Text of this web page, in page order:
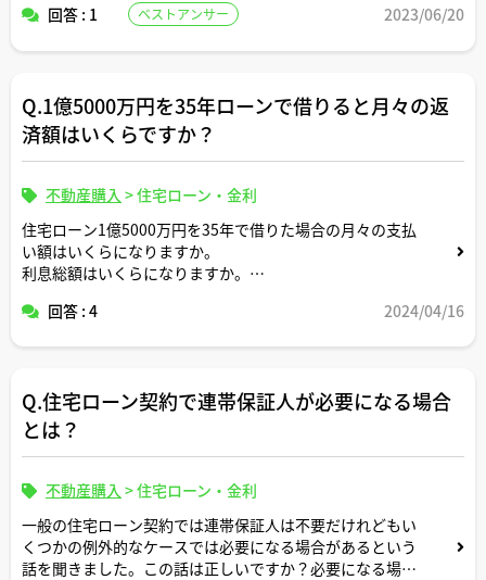
回答 : 1 ベストアンサー 2023/06/20
Q.1億5000万円を35年ローンで借りると月々の返
済額はいくらですか？
不動産購入 >住宅ローン・金利
住宅ローン1億5000万円を35年で借りた場合の月々の支払
い額はいくらになりますか。
利息総額はいくらになりますか。
返済条件や金利条件等は適当な形で設定していただいて構
よろしくお願いします。
回答 : 4 2024/04/16
Q.住宅ローン契約で連帯保証人が必要になる場合
とは？
不動産購入 >住宅ローン・金利
一般の住宅ローン契約では連帯保証人は不要だけれどもい
くつかの例外的なケースでは必要になる場合があるという
話を聞きました。この話は正しいですか？必要になる場合